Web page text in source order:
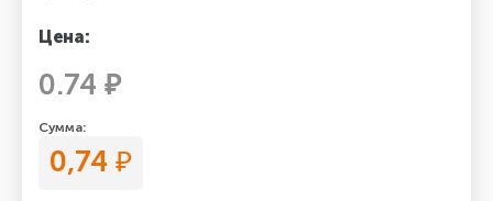
Цена:
0.74 ₽
Сумма:
0,74 ₽